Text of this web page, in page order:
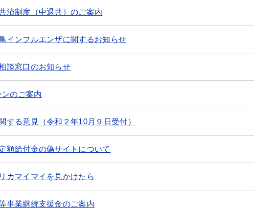
済制度（中退共）のご案内
インフルエンザに関するお知らせ
談窓口のお知らせ
のご案内
する意見（令和２年10月９日受付）
額給付金の偽サイトについて
カマイマイを見かけたら
事業継続支援金のご案内